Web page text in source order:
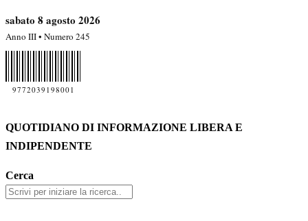
sabato 8 agosto 2026
Anno III • Numero 245
9772039198001
QUOTIDIANO DI INFORMAZIONE LIBERA E
INDIPENDENTE
Cerca